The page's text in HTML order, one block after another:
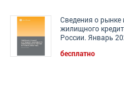
Сведения о рынке
жилищного
России. Январь
бесплатно